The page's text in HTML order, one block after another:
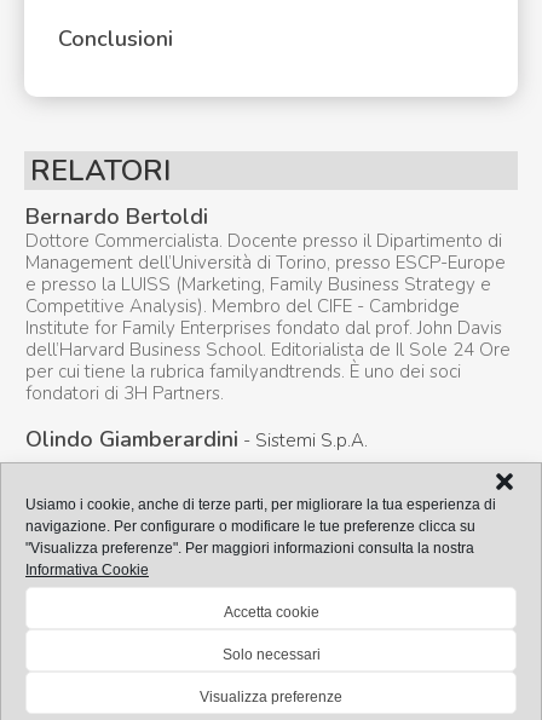
Usiamo i cookie, anche di terze parti, per migliorare la tua esperienza di
navigazione. Per configurare o modificare le tue preferenze clicca su
"Visualizza preferenze". Per maggiori informazioni consulta la nostra
Informativa Cookie
Accetta cookie
Solo necessari
Visualizza preferenze
Conclusioni
RELATORI
Bernardo Bertoldi
Dottore Commercialista. Docente presso il Dipartimento di
Management dell’Università di Torino, presso ESCP-Europe
e presso la LUISS (Marketing, Family Business Strategy e
Competitive Analysis). Membro del CIFE - Cambridge
Institute for Family Enterprises fondato dal prof. John Davis
dell’Harvard Business School. Editorialista de Il Sole 24 Ore
per cui tiene la rubrica familyandtrends. È uno dei soci
fondatori di 3H Partners.
Olindo Giamberardini - Sistemi S.p.A.
Privacy|Cookie|Copyright